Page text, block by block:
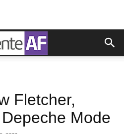
Fletcher,
Mode